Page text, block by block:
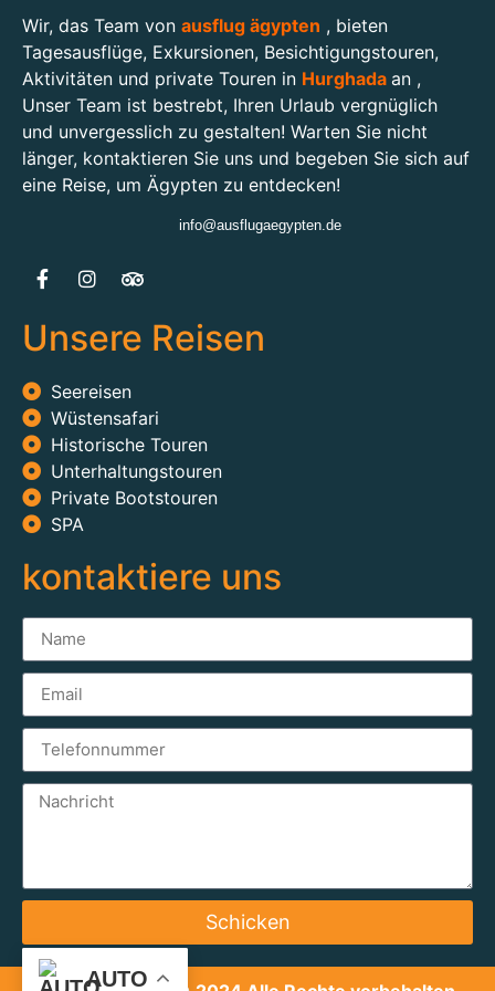
Wir, das Team von ausflug ägypten , bieten
Tagesausflüge, Exkursionen, Besichtigungstouren,
Aktivitäten und private Touren in Hurghada an ,
Unser Team ist bestrebt, Ihren Urlaub vergnüglich
und unvergesslich zu gestalten! Warten Sie nicht
länger, kontaktieren Sie uns und begeben Sie sich auf
eine Reise, um Ägypten zu entdecken!
info@ausflugaegypten.de
Unsere Reisen
Seereisen
Wüstensafari
Historische Touren
Unterhaltungstouren
Private Bootstouren
SPA
kontaktiere uns
Schicken
AUTO